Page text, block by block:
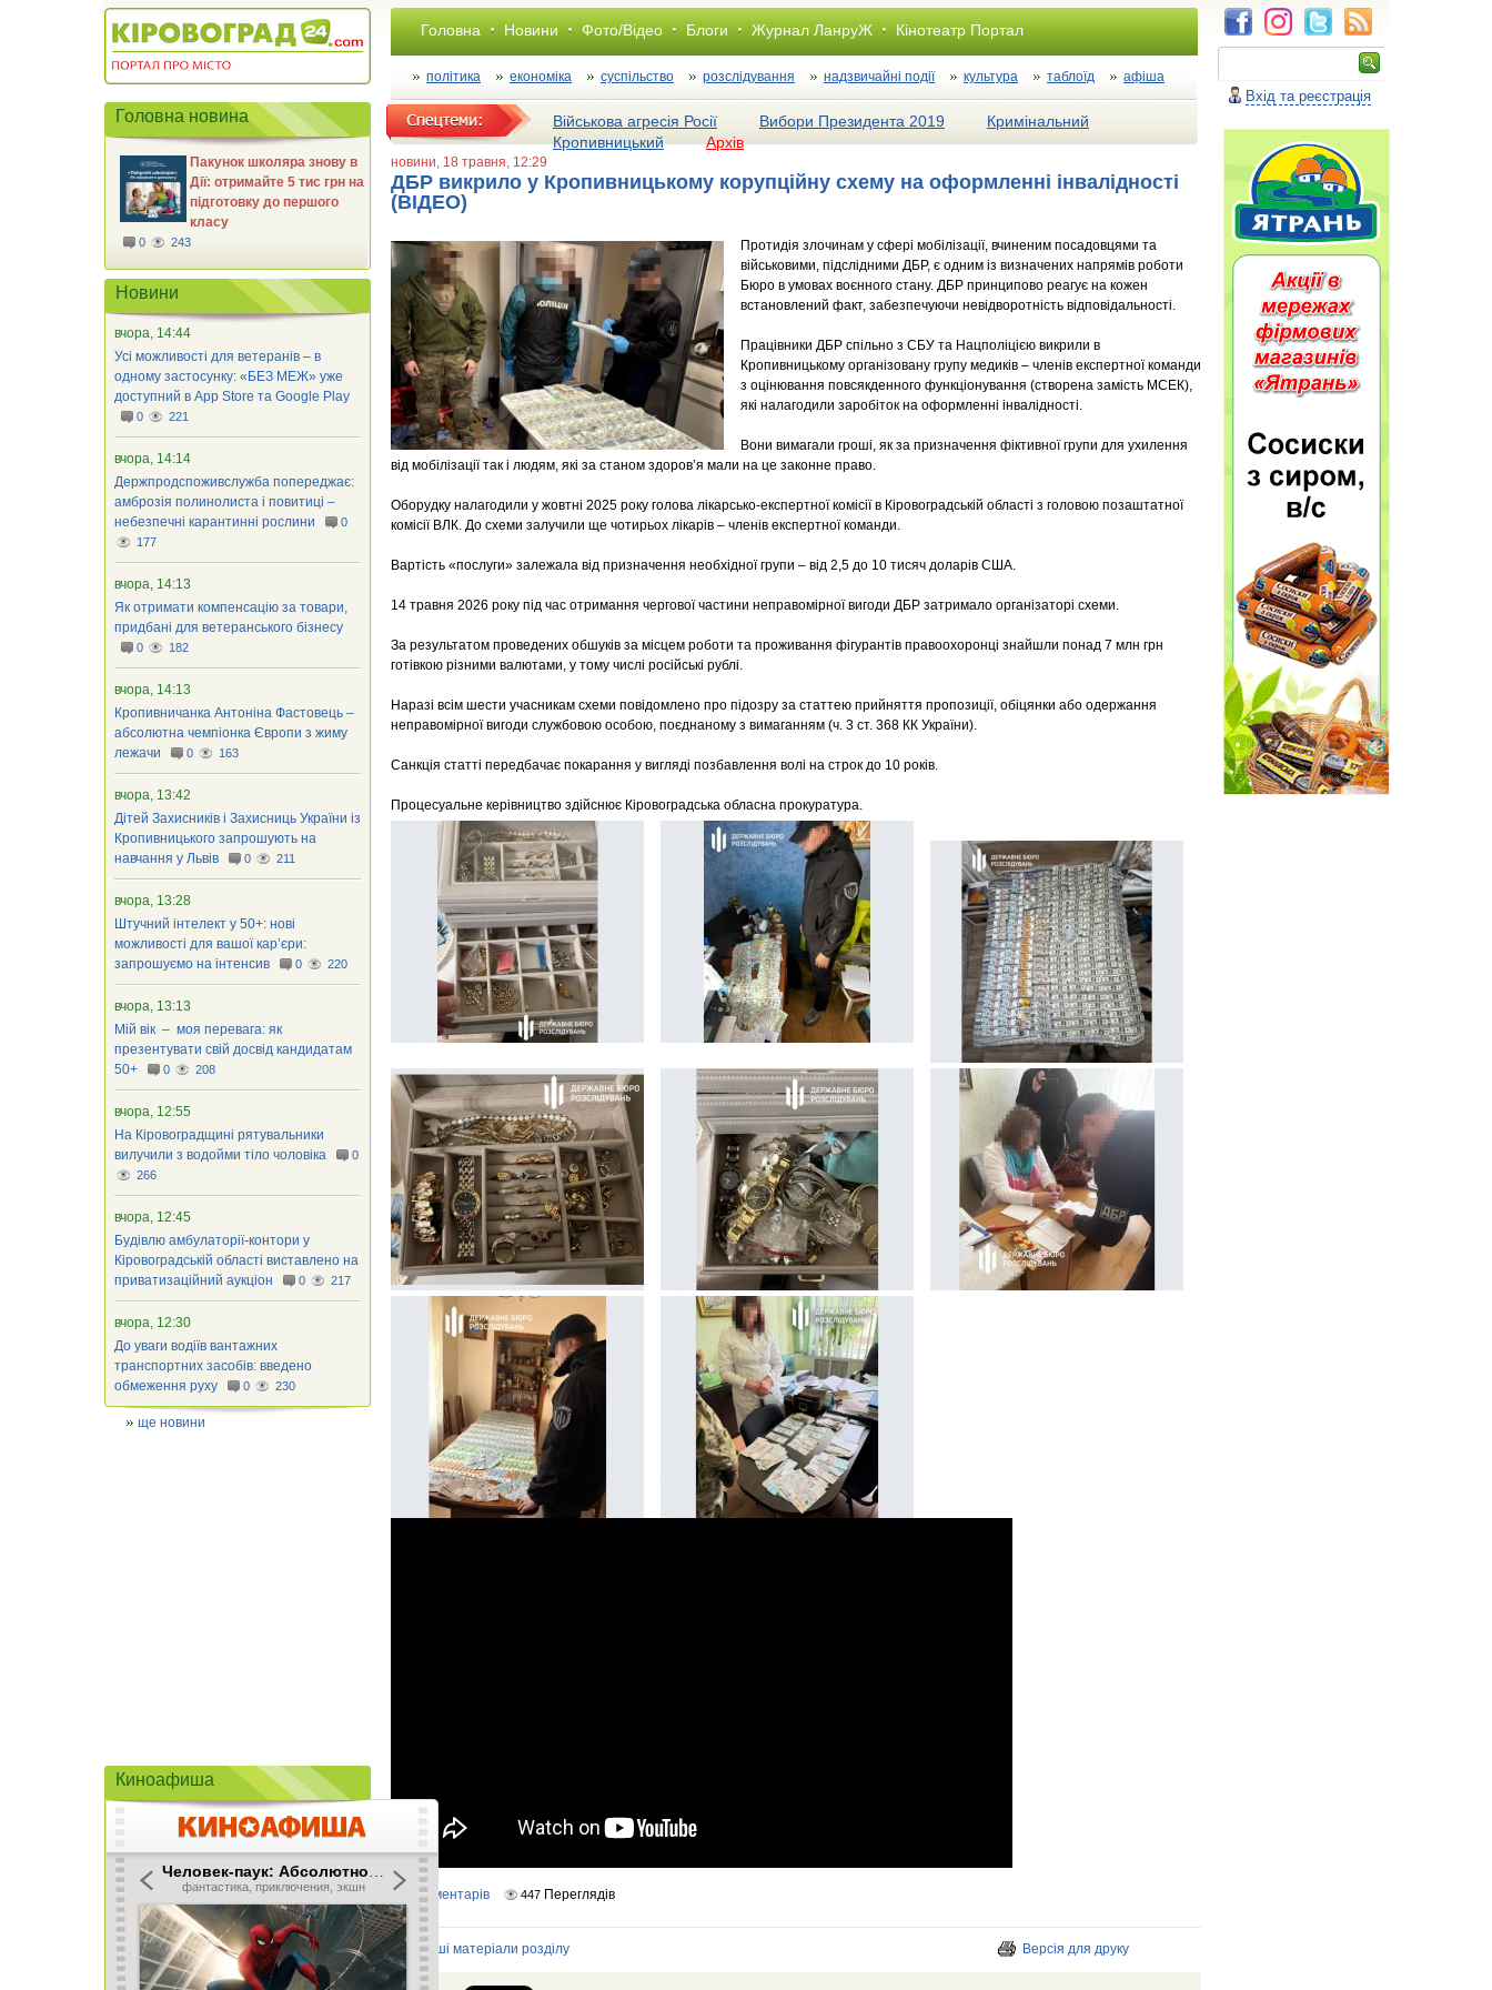
Головна Новини Фото/Відео Блоги Журнал ЛанруЖ Кінотеатр Портал
політика економіка суспільство розслiдування надзвичайні події культура таблоїд афіша
Військова агресія Росії Вибори Президента 2019
Кримінальний
Кропивницький
Архів
новини, 18 травня, 12:29
ДБР викрило у Кропивницькому корупційну схему на оформленні інвалідності
(ВІДЕО)
Протидія злочинам у сфері мобілізації, вчиненим посадовцями та
військовими, підслідними ДБР, є одним із визначених напрямів роботи
Бюро в умовах воєнного стану. ДБР принципово реагує на кожен
встановлений факт, забезпечуючи невідворотність відповідальності.
Працівники ДБР спільно з СБУ та Нацполіцією викрили в
Кропивницькому організовану групу медиків – членів експертної команди
з оцінювання повсякденного функціонування (створена замість МСЕК),
які налагодили заробіток на оформленні інвалідності.
Вони вимагали гроші, як за призначення фіктивної групи для ухилення
від мобілізації так і людям, які за станом здоров’я мали на це законне право.
Оборудку налагодили у жовтні 2025 року голова лікарсько-експертної комісії в Кіровоградській області з головою позаштатної
комісії ВЛК. До схеми залучили ще чотирьох лікарів – членів експертної команди.
Вартість «послуги» залежала від призначення необхідної групи – від 2,5 до 10 тисяч доларів США.
14 травня 2026 року під час отримання чергової частини неправомірної вигоди ДБР затримало організаторі схеми.
За результатом проведених обшуків за місцем роботи та проживання фігурантів правоохоронці знайшли понад 7 млн грн
готівкою різними валютами, у тому числі російські рублі.
Наразі всім шести учасникам схеми повідомлено про підозру за статтею прийняття пропозиції, обіцянки або одержання
неправомірної вигоди службовою особою, поєднаному з вимаганням (ч. 3 ст. 368 КК України).
Санкція статті передбачає покарання у вигляді позбавлення волі на строк до 10 років.
Процесуальне керівництво здійснює Кіровоградська обласна прокуратура.
Коментарів 447 Переглядів
Інші матеріали розділу Версія для друку
Головна новина
Пакунок школяра знову в
Дії: отримайте 5 тис грн на
підготовку до першого
класу
0 243
Новини
вчора, 14:44
Усі можливості для ветеранів – в
одному застосунку: «БЕЗ МЕЖ» уже
доступний в App Store та Google Play
0 221
вчора, 14:14
Держпродспоживслужба попереджає:
амброзія полинолиста і повитиці –
небезпечні карантинні рослини
0
177
вчора, 14:13
Як отримати компенсацію за товари,
придбані для ветеранського бізнесу
0 182
вчора, 14:13
Кропивничанка Антоніна Фастовець –
абсолютна чемпіонка Європи з жиму
лежачи
0 163
вчора, 13:42
Дітей Захисників і Захисниць України із
Кропивницького запрошують на
навчання у Львів
0 211
вчора, 13:28
Штучний інтелект у 50+: нові
можливості для вашої кар’єри:
запрошуємо на інтенсив
0 220
вчора, 13:13
Мій вік – моя перевага: як
презентувати свій досвід кандидатам
50+
0 208
вчора, 12:55
На Кіровоградщині рятувальники
вилучили з водойми тіло чоловіка
0
266
вчора, 12:45
Будівлю амбулаторії-контори у
Кіровоградській області виставлено на
приватизаційний аукціон
0 217
вчора, 12:30
До уваги водіїв вантажних
транспортних засобів: введено
обмеження руху
0 230
ще новини
Киноафиша
Вхід та реєстрація